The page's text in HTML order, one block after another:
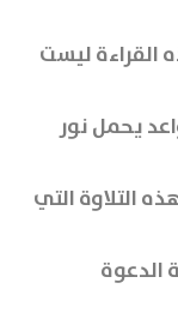
القراءة ليست
يحمل نور
التلاوة التي
الدعوة